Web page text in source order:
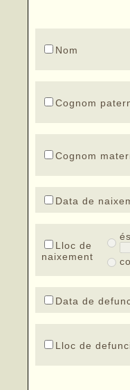
Nom
Cognom
Cognom
Data de
Lloc de
naixement
Data de
Lloc de